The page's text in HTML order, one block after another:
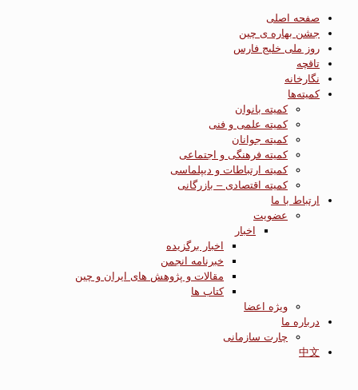
صفحه اصلی
جشن بهاره ی چین
روز ملی خلیج فارس
تاقچه
نگارخانه
کمیته‌ها
کمیته بانوان
کمیته علمی و فنی
کمیته جوانان
کمیته فرهنگی و اجتماعی
کمیته ارتباطات و دیپلماسی
کمیته اقتصادی – بازرگانی
ارتباط با ما
عضویت
اخبار
اخبار برگزیده
خبرنامه انجمن
مقالات و پژوهش های ایران و چین
کتاب ها
ویژه اعضا
درباره ما
چارت سازمانی
中文